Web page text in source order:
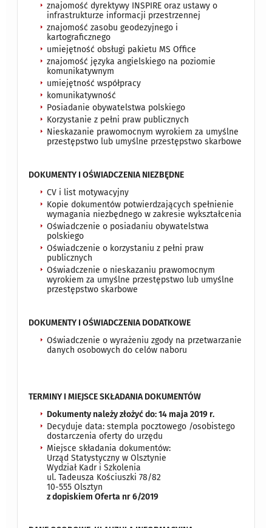
znajomość dyrektywy INSPIRE oraz ustawy o
infrastrukturze informacji przestrzennej
znajomość zasobu geodezyjnego i
kartograficznego
umiejętność obsługi pakietu MS Office
znajomość języka angielskiego na poziomie
komunikatywnym
umiejętność współpracy
komunikatywność
Posiadanie obywatelstwa polskiego
Korzystanie z pełni praw publicznych
Nieskazanie prawomocnym wyrokiem za umyślne
przestępstwo lub umyślne przestępstwo skarbowe
DOKUMENTY I OŚWIADCZENIA NIEZBĘDNE
CV i list motywacyjny
Kopie dokumentów potwierdzających spełnienie
wymagania niezbędnego w zakresie wykształcenia
Oświadczenie o posiadaniu obywatelstwa
polskiego
Oświadczenie o korzystaniu z pełni praw
publicznych
Oświadczenie o nieskazaniu prawomocnym
wyrokiem za umyślne przestępstwo lub umyślne
przestępstwo skarbowe
DOKUMENTY I OŚWIADCZENIA DODATKOWE
Oświadczenie o wyrażeniu zgody na przetwarzanie
danych osobowych do celów naboru
TERMINY I MIEJSCE SKŁADANIA DOKUMENTÓW
Dokumenty należy złożyć do: 14 maja 2019 r.
Decyduje data: stempla pocztowego /osobistego
dostarczenia oferty do urzędu
Miejsce składania dokumentów:
Urząd Statystyczny w Olsztynie
Wydział Kadr i Szkolenia
ul. Tadeusza Kościuszki 78/82
10-555 Olsztyn
z dopiskiem Oferta nr 6/2019